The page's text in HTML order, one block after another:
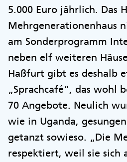
5.000 Euro jährlich. Das
Mehrgenerationenhaus
am Sonderprogramm
neben elf weiteren
Haßfurt gibt es deshalb
„Sprachcafé“, das wohl
70 Angebote. Neulich
wie in Uganda,
getanzt sowieso. „Die
respektiert, weil sie sich